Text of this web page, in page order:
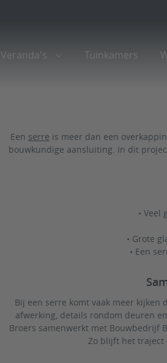
Veranda's Tuinkamers
Een serre is meer dan een
bouwkundige aansluiting. In dit
•
• Grote
• Een
Bij een serre komt vaak meer kijken
afwerking, details rondom deuren
Broers samenwerkt met Bouwbedrijf
Zo blijft het traject